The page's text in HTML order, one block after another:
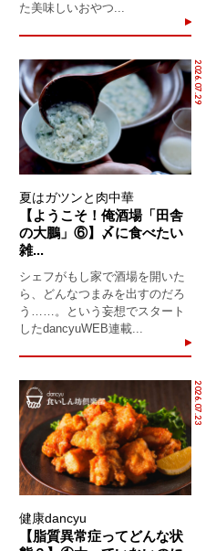
た美味しいおやつ...
2026.07.29
夏はガツンと肉中華
【ようこそ！俺酒場「田舎
の大鵬」⑥】〆に食べたい
雑...
シェフがもし家で酒場を開いた
ら、どんなつまみを出すのだろ
う……。という妄想でスタート
したdancyuWEB連載...
2026.07.23
健康dancyu
【脂質異常症ってどんな状